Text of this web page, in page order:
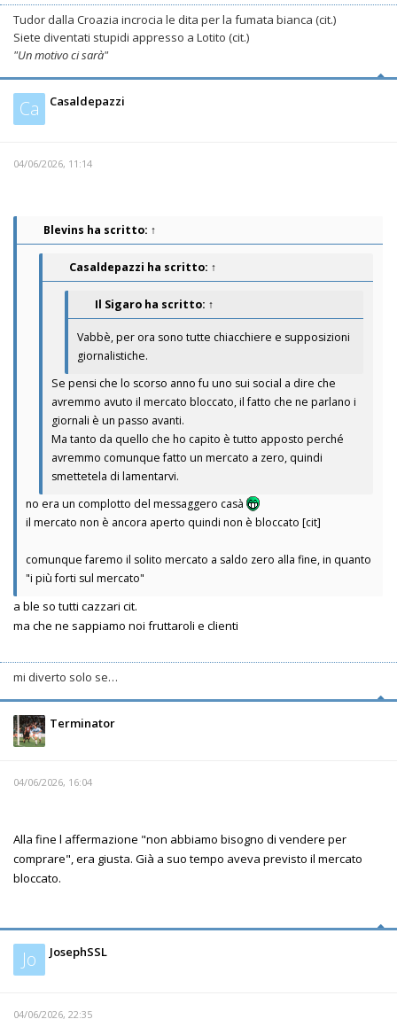
Tudor dalla Croazia incrocia le dita per la fumata bianca (cit.)
Siete diventati stupidi appresso a Lotito (cit.)
"Un motivo ci sarà"
Ca Casaldepazzi
04/06/2026, 11:14
Blevins ha scritto: ↑
Casaldepazzi ha scritto: ↑
Il Sigaro ha scritto: ↑
Vabbè, per ora sono tutte chiacchiere e supposizioni
giornalistiche.
Se pensi che lo scorso anno fu uno sui social a dire che
avremmo avuto il mercato bloccato, il fatto che ne parlano i
giornali è un passo avanti.
Ma tanto da quello che ho capito è tutto apposto perché
avremmo comunque fatto un mercato a zero, quindi
smettetela di lamentarvi.
no era un complotto del messaggero casà
il mercato non è ancora aperto quindi non è bloccato [cit]
comunque faremo il solito mercato a saldo zero alla fine, in quanto
"i più forti sul mercato"
a ble so tutti cazzari cit.
ma che ne sappiamo noi fruttaroli e clienti
mi diverto solo se…
Terminator
04/06/2026, 16:04
Alla fine l affermazione "non abbiamo bisogno di vendere per
comprare", era giusta. Già a suo tempo aveva previsto il mercato
bloccato.
Jo JosephSSL
04/06/2026, 22:35